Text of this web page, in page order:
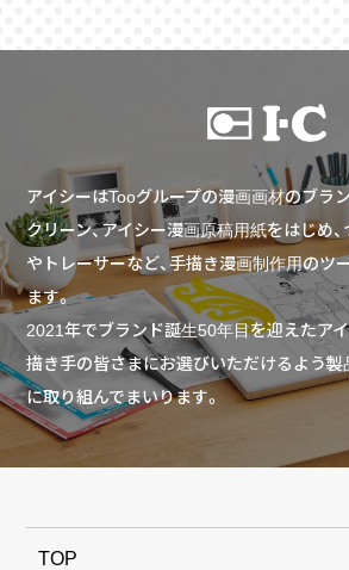
アイシーはTooグループの漫画画材のブラ
クリーン、アイシー漫画原稿用紙をはじめ
やトレーサーなど、手描き漫画制作用のツ
ます。
2021年でブランド誕生50年目を迎えたア
描き手の皆さまにお選びいただけるよう製
に取り組んでまいります。
TOP